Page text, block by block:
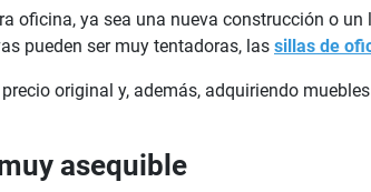
oficina, ya sea una nueva construcción o
pueden ser muy tentadoras, las sillas de
original y, además, adquiriendo
asequible